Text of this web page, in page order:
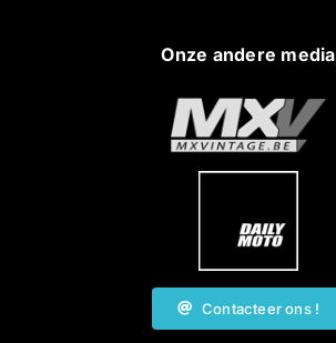
Onze andere media
Contacteer ons !